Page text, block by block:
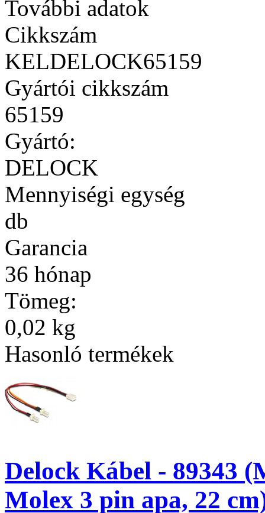
További adatok
Cikkszám
KELDELOCK65159
Gyártói cikkszám
65159
Gyártó:
DELOCK
Mennyiségi egység
db
Garancia
36 hónap
Tömeg:
0,02 kg
Hasonló termékek
Delock Kábel - 89343
Molex 3 pin apa, 22